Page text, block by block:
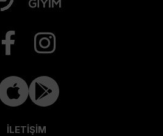
İLETİŞİM